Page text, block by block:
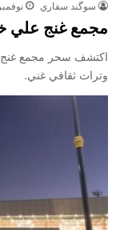
سوگند سفاري نوفمبر 4, 2024
مجمع غنج علي
اكتشف سحر مجمع غنج
وتراث ثقافي غني.